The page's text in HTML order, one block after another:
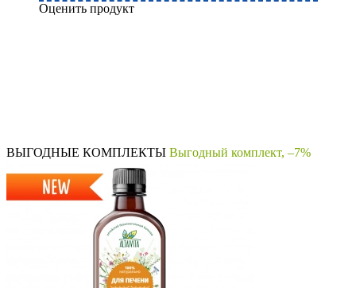
Оценить продукт
ВЫГОДНЫЕ КОМПЛЕКТЫ Выгодный комплект, –7%